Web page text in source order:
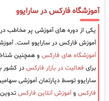
آموزشگاه فارکس در سارایوو
یکی از دوره های آموزشی پر مخاطب
آموزش فارکس در سارایوو است.
آموزشگاه های فارکس و همچنین
برای فعالیت در بازار فارکس در کشور
سارایوو توسط دپارتمان آموزشی
فارکس وآموزش آنلاین فارکس